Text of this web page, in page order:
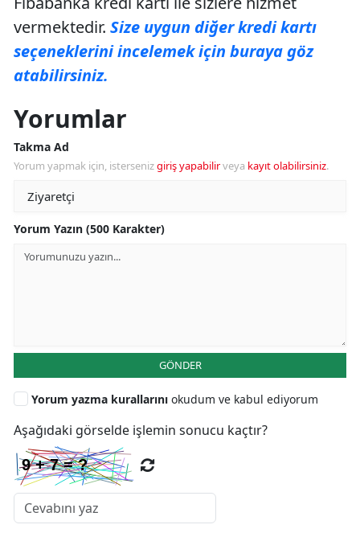
vermektedir. Size uygun diğer kredi kartı
seçeneklerini incelemek için buraya göz
atabilirsiniz.
Yorumlar
Takma Ad
Yorum yapmak için, istersenizgiriş yapabilirveya kayıt olabilirsiniz.
Yorum Yazın (500 Karakter)
GÖNDER
Yorum yazma kurallarını okudum ve kabul ediyorum
Aşağıdaki görselde işlemin sonucu kaçtır?